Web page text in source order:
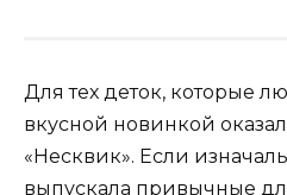
Для тех деток, которые
вкусной новинкой
«Несквик». Если
выпускала привычные